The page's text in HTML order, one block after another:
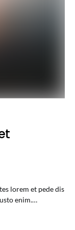
lorem et pede dis
enim.…